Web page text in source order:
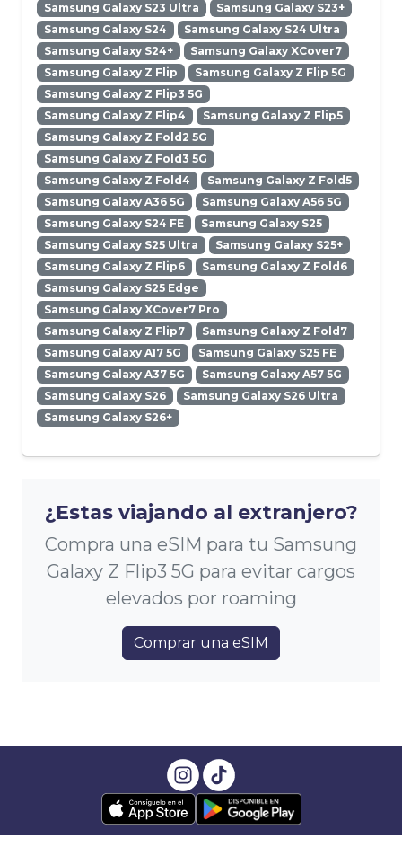
Samsung Galaxy S23 Ultra
Samsung Galaxy S23+
Samsung Galaxy S24
Samsung Galaxy S24 Ultra
Samsung Galaxy S24+
Samsung Galaxy XCover7
Samsung Galaxy Z Flip
Samsung Galaxy Z Flip 5G
Samsung Galaxy Z Flip3 5G
Samsung Galaxy Z Flip4
Samsung Galaxy Z Flip5
Samsung Galaxy Z Fold2 5G
Samsung Galaxy Z Fold3 5G
Samsung Galaxy Z Fold4
Samsung Galaxy Z Fold5
Samsung Galaxy A36 5G
Samsung Galaxy A56 5G
Samsung Galaxy S24 FE
Samsung Galaxy S25
Samsung Galaxy S25 Ultra
Samsung Galaxy S25+
Samsung Galaxy Z Flip6
Samsung Galaxy Z Fold6
Samsung Galaxy S25 Edge
Samsung Galaxy XCover7 Pro
Samsung Galaxy Z Flip7
Samsung Galaxy Z Fold7
Samsung Galaxy A17 5G
Samsung Galaxy S25 FE
Samsung Galaxy A37 5G
Samsung Galaxy A57 5G
Samsung Galaxy S26
Samsung Galaxy S26 Ultra
Samsung Galaxy S26+
¿Estas viajando al extranjero?
Compra una eSIM para tu Samsung
Galaxy Z Flip3 5G para evitar cargos
elevados por roaming
Comprar una eSIM